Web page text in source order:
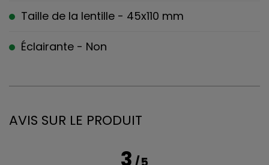
Taille de la lentille - 45x110 mm
Éclairante - Non
AVIS SUR LE PRODUIT